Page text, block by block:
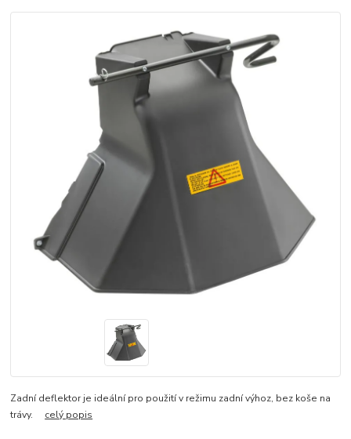
Zadní deflektor je ideální pro použití v režimu zadní výhoz, bez koše na
trávy. celý popis